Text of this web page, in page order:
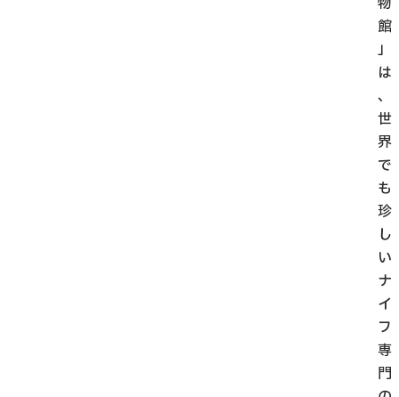
館
」
は
、
世
界
で
も
珍
し
い
ナ
イ
フ
専
門